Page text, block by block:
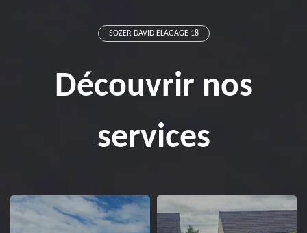
SOZER DAVID ELAGAGE 18
Découvrir nos
services